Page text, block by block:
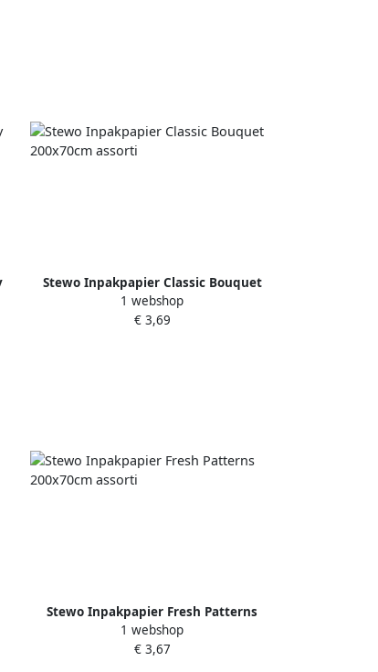
Stewo Inpakpapier Classic Bouquet
200x70cm assorti
1 webshop
€ 3,69
Stewo Inpakpapier Fresh Patterns
200x70cm assorti
1 webshop
€ 3,67